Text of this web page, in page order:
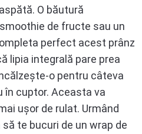
O băutură
de fructe sau un
perfect acest prânz
lipia integrală pare prea
o pentru câteva
în cuptor. Aceasta va
ușor de rulat. Urmând
te bucuri de un wrap de